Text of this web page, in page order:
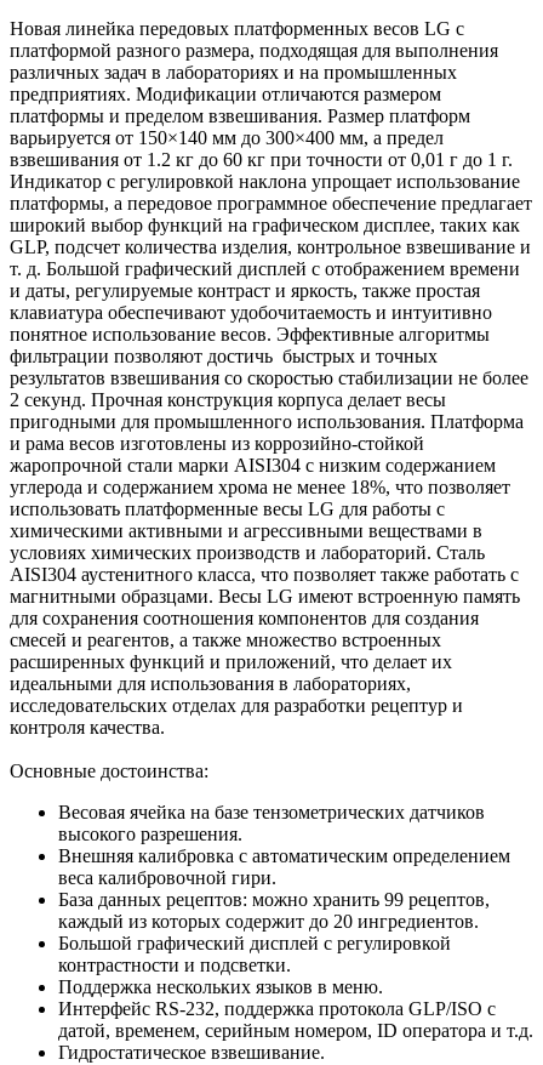
Новая линейка передовых платформенных весов LG с
платформой разного размера, подходящая для выполнения
различных задач в лабораториях и на промышленных
предприятиях. Модификации отличаются размером
платформы и пределом взвешивания. Размер платформ
варьируется от 150×140 мм до 300×400 мм, а предел
взвешивания от 1.2 кг до 60 кг при точности от 0,01 г до 1 г.
Индикатор с регулировкой наклона упрощает использование
платформы, а передовое программное обеспечение предлагает
широкий выбор функций на графическом дисплее, таких как
GLP, подсчет количества изделия, контрольное взвешивание и
т. д. Большой графический дисплей с отображением времени
и даты, регулируемые контраст и яркость, также простая
клавиатура обеспечивают удобочитаемость и интуитивно
понятное использование весов. Эффективные алгоритмы
фильтрации позволяют достичь быстрых и точных
результатов взвешивания со скоростью стабилизации не более
2 секунд. Прочная конструкция корпуса делает весы
пригодными для промышленного использования. Платформа
и рама весов изготовлены из коррозийно-стойкой
жаропрочной стали марки AISI304 с низким содержанием
углерода и содержанием хрома не менее 18%, что позволяет
использовать платформенные весы LG для работы с
химическими активными и агрессивными веществами в
условиях химических производств и лабораторий. Сталь
AISI304 аустенитного класса, что позволяет также работать с
магнитными образцами. Весы LG имеют встроенную память
для сохранения соотношения компонентов для создания
смесей и реагентов, а также множество встроенных
расширенных функций и приложений, что делает их
идеальными для использования в лабораториях,
исследовательских отделах для разработки рецептур и
контроля качества.
Основные достоинства:
Весовая ячейка на базе тензометрических датчиков
высокого разрешения.
Внешняя калибровка с автоматическим определением
веса калибровочной гири.
База данных рецептов: можно хранить 99 рецептов,
каждый из которых содержит до 20 ингредиентов.
Большой графический дисплей с регулировкой
контрастности и подсветки.
Поддержка нескольких языков в меню.
Интерфейс RS-232, поддержка протокола GLP/ISO с
датой, временем, серийным номером, ID оператора и т.д.
Гидростатическое взвешивание.